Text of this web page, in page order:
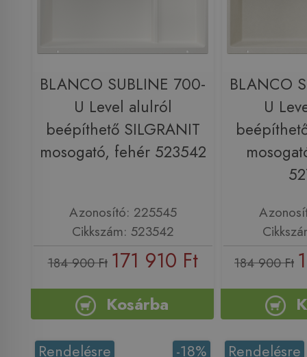
BLANCO SUBLINE 700-
U Level alulról
beépíthető SILGRANIT
mosogató, fehér 523542
Azonosító: 225545
Cikkszám: 523542
184 900 Ft 171 910 Ft
Kosárba
BLANCO
U
184 900 Ft
-18%
Rendelésre Rendelésre